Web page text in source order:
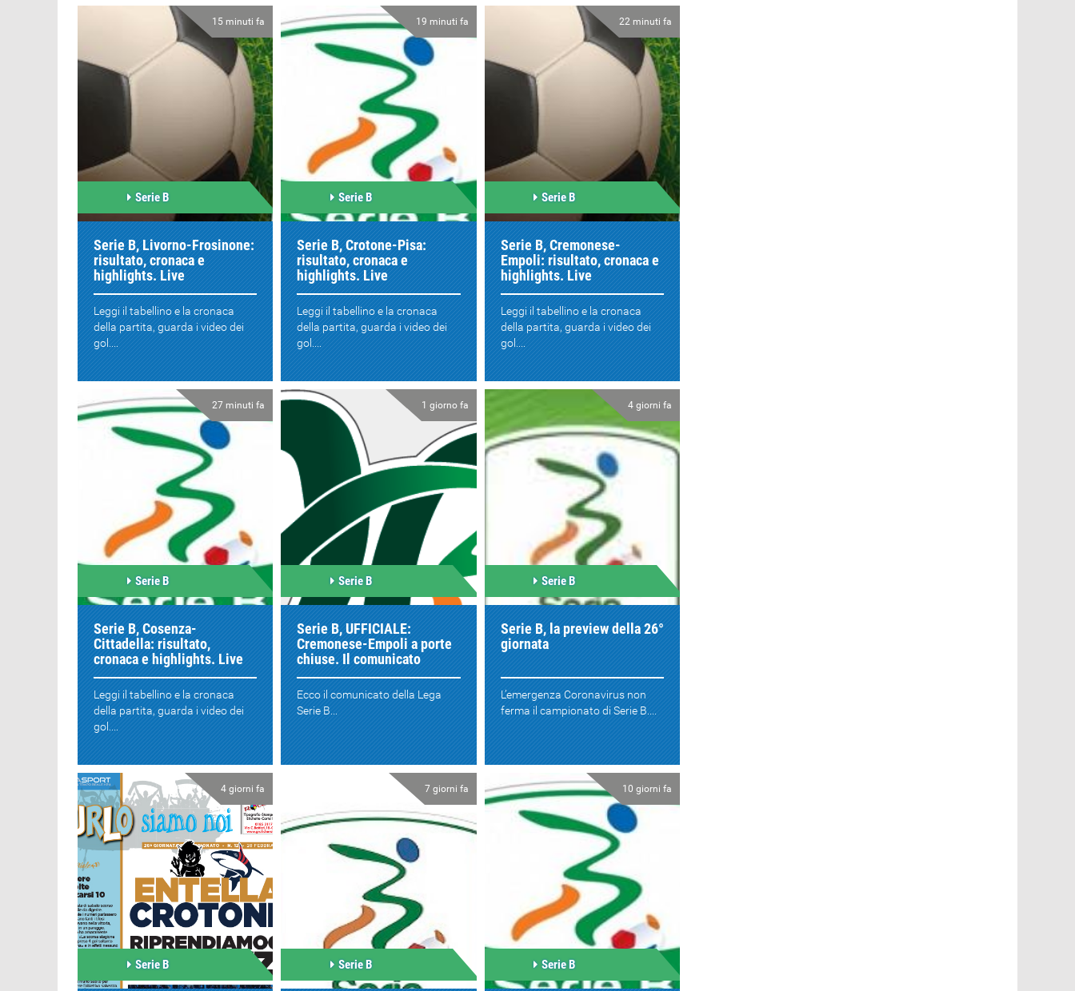
15 minuti fa
Serie B
Serie B, Livorno-Frosinone:
risultato, cronaca e
highlights. Live
Leggi il tabellino e la cronaca
della partita, guarda i video dei
gol....
19 minuti fa
Serie B
Serie B, Crotone-Pisa:
risultato, cronaca e
highlights. Live
Leggi il tabellino e la cronaca
della partita, guarda i video dei
gol....
22 minuti fa
Serie B
Serie B, Cremonese-
Empoli: risultato, cronaca e
highlights. Live
Leggi il tabellino e la cronaca
della partita, guarda i video dei
gol....
27 minuti fa
Serie B
Serie B, Cosenza-
Cittadella: risultato,
cronaca e highlights. Live
Leggi il tabellino e la cronaca
della partita, guarda i video dei
gol....
1 giorno fa
Serie B
Serie B, UFFICIALE:
Cremonese-Empoli a porte
chiuse. Il comunicato
Ecco il comunicato della Lega
Serie B...
4 giorni fa
Serie B
Serie B, la preview della 26°
giornata
L’emergenza Coronavirus non
ferma il campionato di Serie B....
4 giorni fa
Serie B
7 giorni fa
Serie B
10 giorni fa
Serie B